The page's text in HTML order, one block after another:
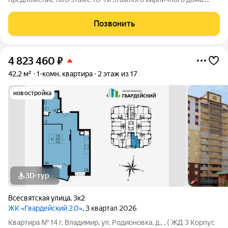
Просторная кухня-гостиная 25 кв.м, удобная квадратная
прихожая. Большая
Позвонить
4 823 460 ₽
42,2 м² 1-комн. квартира 2 этаж из 17
новостройка
3D-тур
Всесвятская улица,3к2
ЖК «Гвардейский 2.0», 3 квартал 2026
Квартира № 14 г. Владимир, ул. Родионовка, д., , ( ЖД 3 Корпус